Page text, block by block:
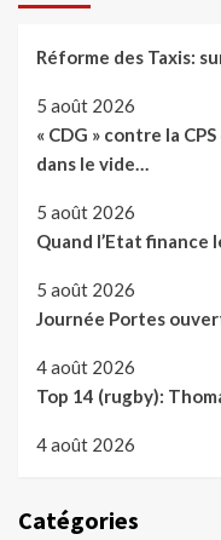
Réforme des Taxis:
5 août 2026
« CDG » contre la
dans le vide…
5 août 2026
Quand l’Etat
5 août 2026
Journée Portes
4 août 2026
Top 14 (rugby):
4 août 2026
Catégories